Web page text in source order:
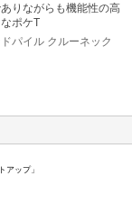
りながらも機能性の高
ポケT
パイル クルーネック
アップ」